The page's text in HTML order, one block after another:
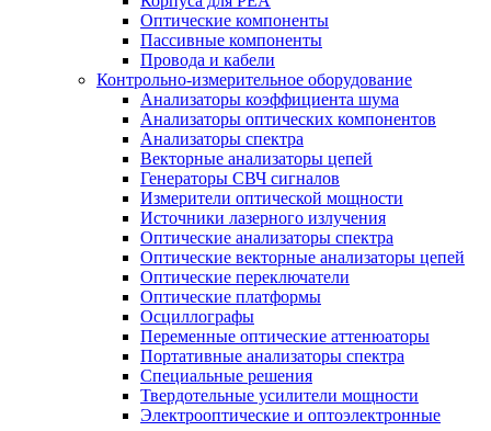
Оптические компоненты
Пассивные компоненты
Провода и кабели
Контрольно-измерительное оборудование
Анализаторы коэффициента шума
Анализаторы оптических компонентов
Анализаторы спектра
Векторные анализаторы цепей
Генераторы СВЧ сигналов
Измерители оптической мощности
Источники лазерного излучения
Оптические анализаторы спектра
Оптические векторные анализаторы цепей
Оптические переключатели
Оптические платформы
Осциллографы
Переменные оптические аттенюаторы
Портативные анализаторы спектра
Специальные решения
Твердотельные усилители мощности
Электрооптические и оптоэлектронные